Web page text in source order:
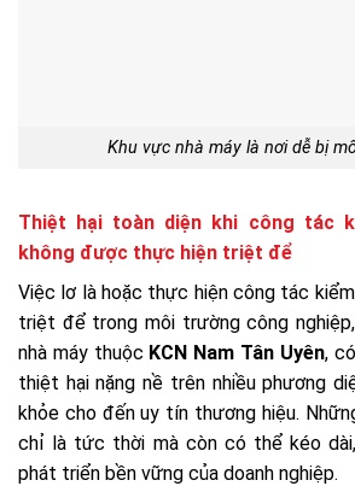
Khu vực nhà máy là nơi dễ bị
Thiệt hại toàn diện khi công tác
không được thực hiện triệt để
Việc lơ là hoặc thực hiện công tác
triệt để trong môi trường công
nhà máy thuộc KCN Nam Tân Uyên,
thiệt hại nặng nề trên nhiều phương
khỏe cho đến uy tín thương hiệu.
chỉ là tức thời mà còn có thể kéo
phát triển bền vững của doanh nghiệp.